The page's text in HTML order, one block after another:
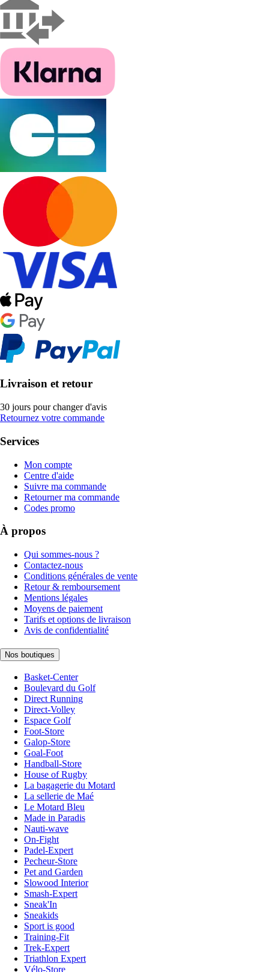
Livraison et retour
30 jours pour changer d'avis
Retournez votre commande
Services
Mon compte
Centre d'aide
Suivre ma commande
Retourner ma commande
Codes promo
À propos
Qui sommes-nous ?
Contactez-nous
Conditions générales de vente
Retour & remboursement
Mentions légales
Moyens de paiement
Tarifs et options de livraison
Avis de confidentialité
Nos boutiques
Basket-Center
Boulevard du Golf
Direct Running
Direct-Volley
Espace Golf
Foot-Store
Galop-Store
Goal-Foot
Handball-Store
House of Rugby
La bagagerie du Motard
La sellerie de Maé
Le Motard Bleu
Made in Paradis
Nauti-wave
On-Fight
Padel-Expert
Pecheur-Store
Pet and Garden
Slowood Interior
Smash-Expert
Sneak'In
Sneakids
Sport is good
Training-Fit
Trek-Expert
Triathlon Expert
Vélo-Store